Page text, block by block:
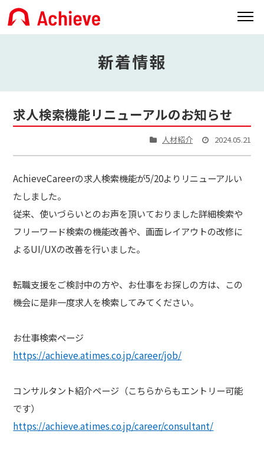
新着情報
求人検索機能リニューアルのお知らせ
人材紹介 2024.05.21
AchieveCareerの求人検索機能が5/20よりリニューアルい
たしました。
従来、使いづらいとのお声を頂いておりました詳細検索や
フリーワード検索の機能改善や、画面レイアウトの改修に
よるUI/UXの改善を行いました。
転職支援をご検討中の方や、お仕事をお探しの方は、この
機会に是非一度求人を検索してみてください。
お仕事検索ページ
https://achieve.atimes.co.jp/career/job/
コンサルタント紹介ページ（こちらからもエントリー可能
です）
https://achieve.atimes.co.jp/career/consultant/